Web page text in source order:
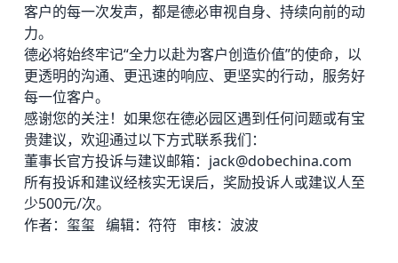
客户的每一次发声，都是德必审视自身、持续向前的动
力。
德必将始终牢记“全力以赴为客户创造价值”的使命，以
更透明的沟通、更迅速的响应、更坚实的行动，服务好
每一位客户。
感谢您的关注！如果您在德必园区遇到任何问题或有宝
贵建议，欢迎通过以下方式联系我们：
董事长官方投诉与建议邮箱：jack@dobechina.com
所有投诉和建议经核实无误后，奖励投诉人或建议人至
少500元/次。
作者：玺玺 编辑：符符 审核：波波